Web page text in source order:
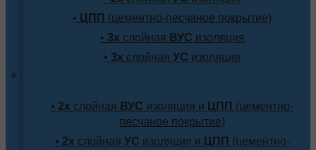
• ЦПП (цементно-песчаное покрытие)
• 3х слойная ВУС изоляция
• 3х слойная УС изоляция
• 2х слойная ВУС изоляция и ЦПП (цементно-
песчаное покрытие)
• 2х слойная УС изоляция и ЦПП (цементно-